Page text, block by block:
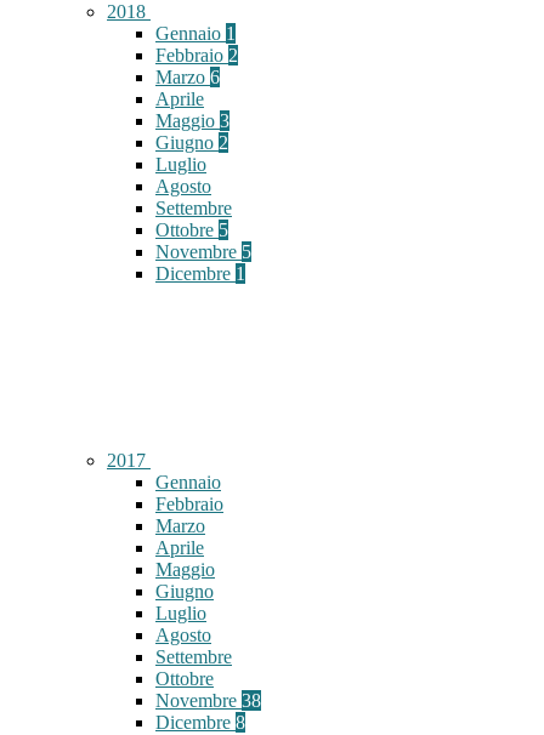
2018
Gennaio 1
Febbraio 2
Marzo 6
Aprile
Maggio 3
Giugno 2
Luglio
Agosto
Settembre
Ottobre 5
Novembre 5
Dicembre 1
2017
Gennaio
Febbraio
Marzo
Aprile
Maggio
Giugno
Luglio
Agosto
Settembre
Ottobre
Novembre 38
Dicembre 8